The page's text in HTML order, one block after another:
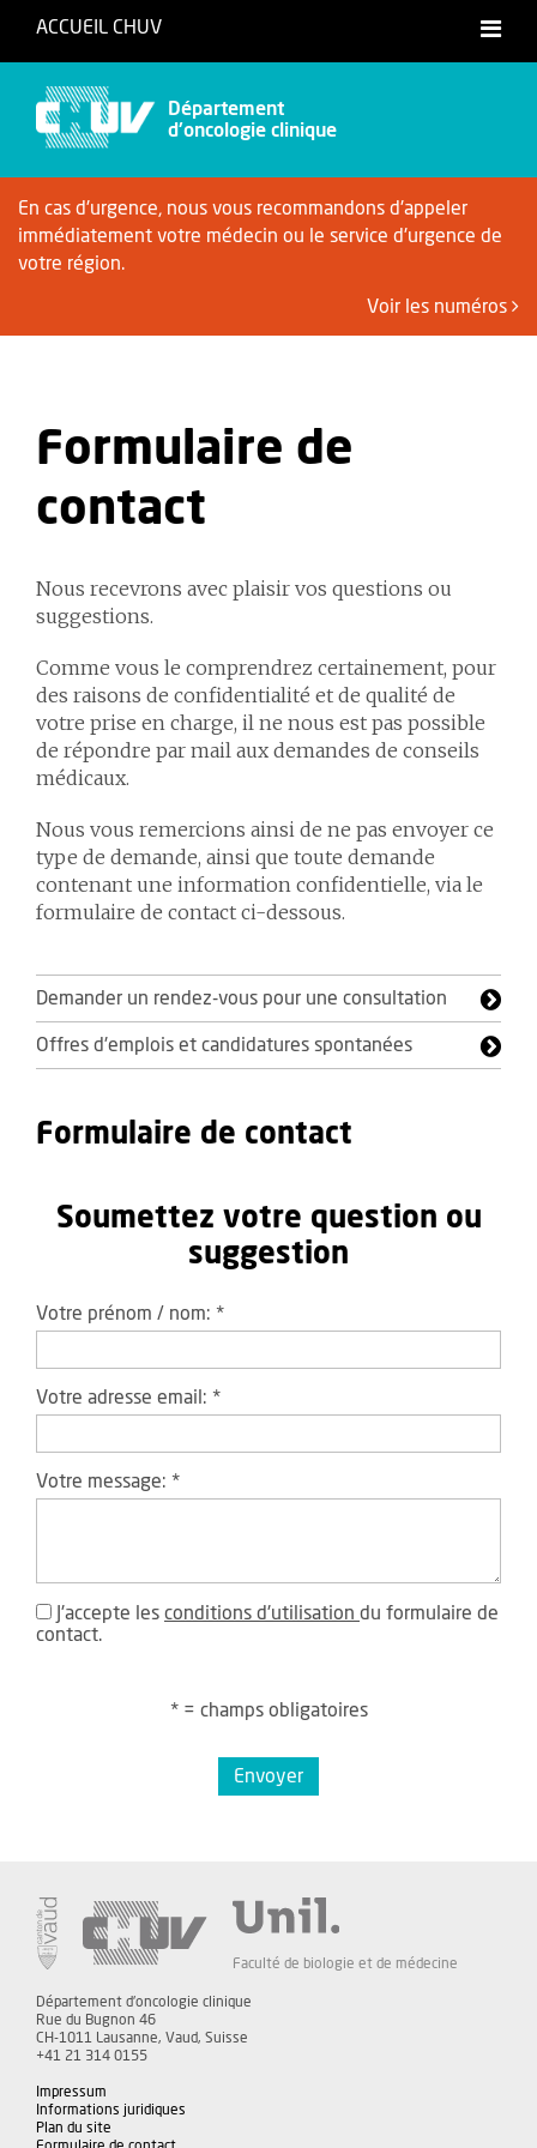
ACCUEIL CHUV
Département
d'oncologie clinique
En cas d'urgence, nous vous recommandons d'appeler
immédiatement votre médecin ou le service d'urgence de
votre région.
Voir les numéros
Formulaire de
contact
Nous recevrons avec plaisir vos questions ou
suggestions.
Comme vous le comprendrez certainement, pour
des raisons de confidentialité et de qualité de
votre prise en charge, il ne nous est pas possible
de répondre par mail aux demandes de conseils
médicaux.
Nous vous remercions ainsi de ne pas envoyer ce
type de demande, ainsi que toute demande
contenant une information confidentielle, via le
formulaire de contact ci-dessous.
Demander un rendez-vous pour une consultation
Offres d'emplois et candidatures spontanées
Formulaire de contact
Soumettez votre question ou
suggestion
Votre prénom / nom: *
Votre adresse email: *
Votre message: *
J'accepte les conditions d'utilisation du formulaire de
contact.
* = champs obligatoires
Envoyer
Faculté de biologie et de médecine
Département d'oncologie clinique
Rue du Bugnon 46
CH-1011 Lausanne, Vaud, Suisse
+41 21 314 0155
Impressum
Informations juridiques
Plan du site